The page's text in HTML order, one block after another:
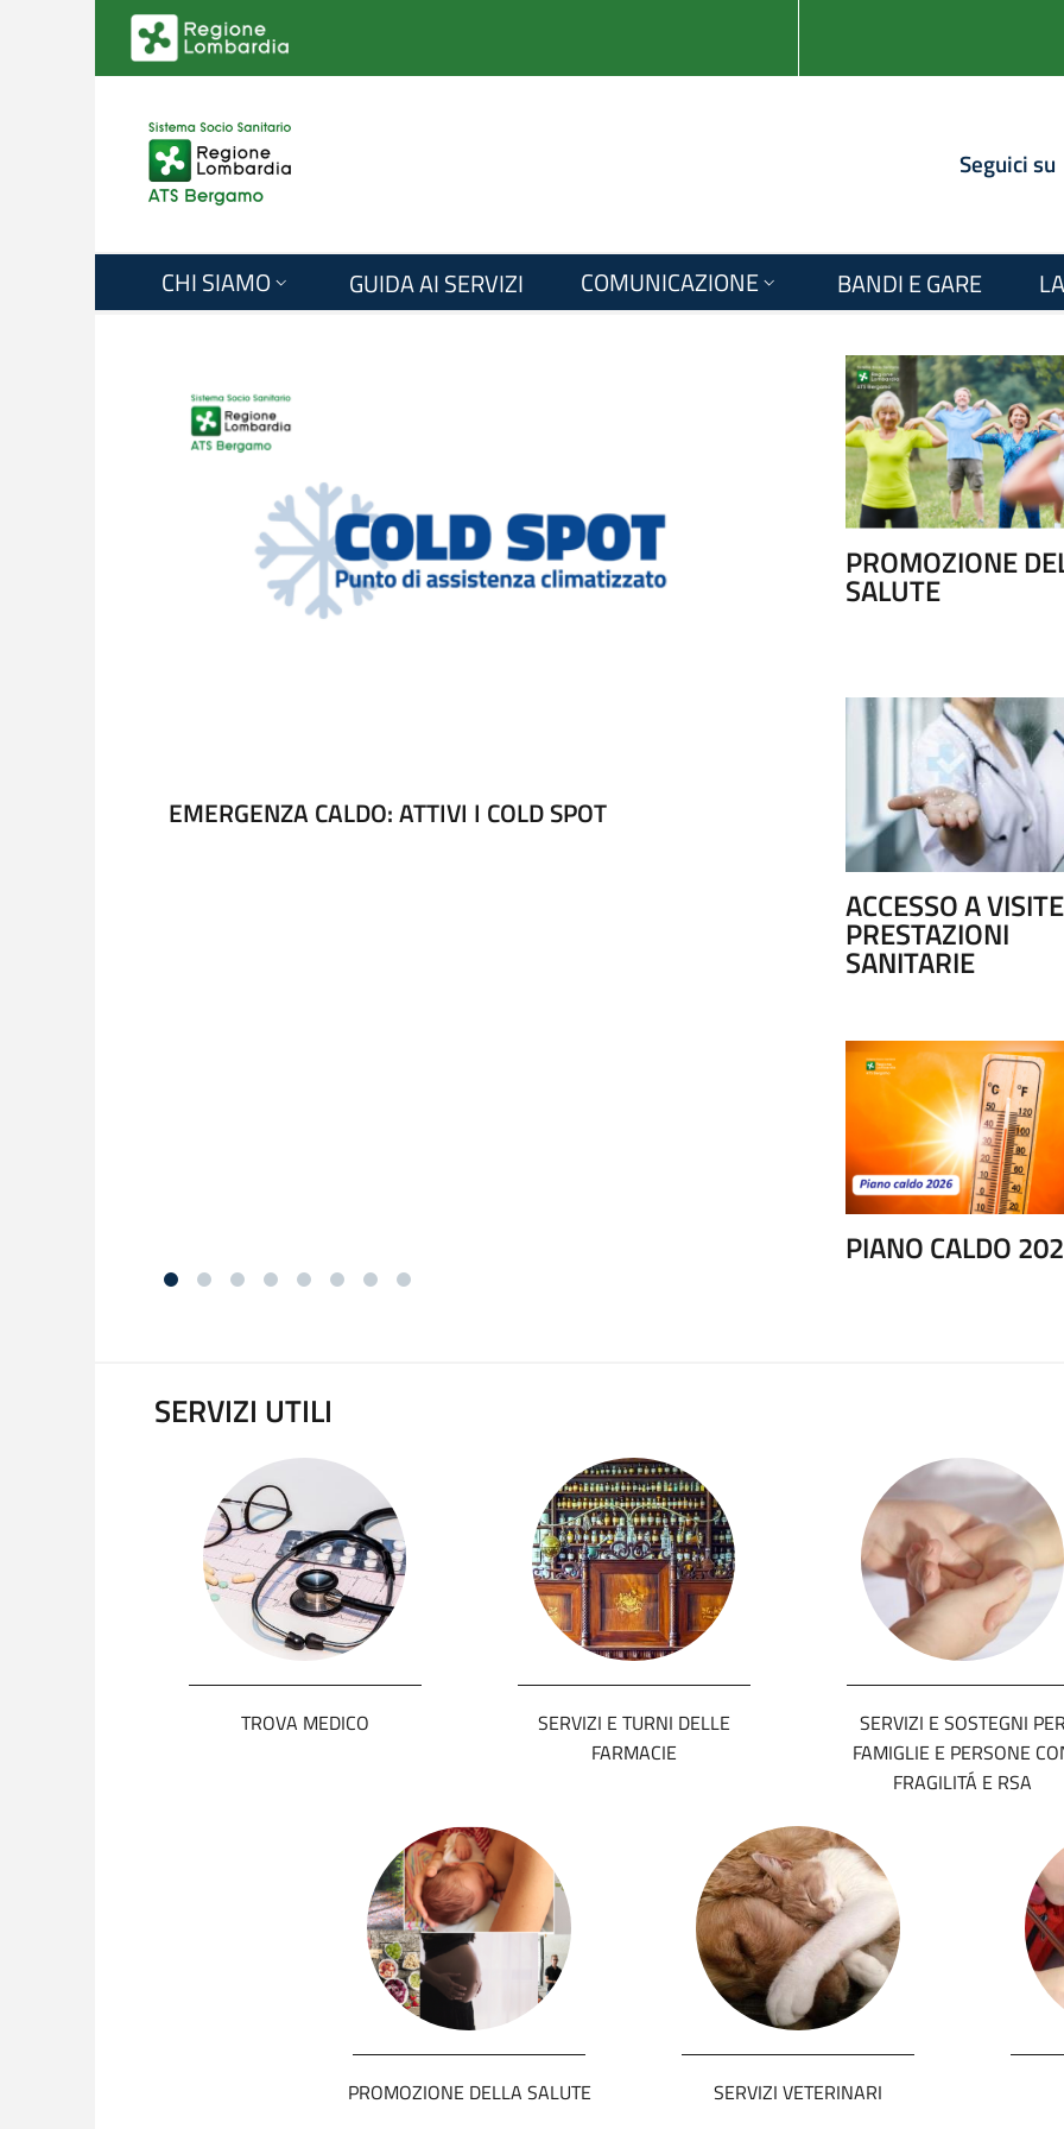
Salta al contenuto principale
Seguici su
CHI SIAMO GUIDA AI SERVIZI COMUNICAZIONE BANDI E GARE
EMERGENZA CALDO: ATTIVI I COLD SPOT CONTINUITA'
PROMOZIONE
SALUTE
ACCESSO A
PRESTAZIONI
SANITARIE
PIANO CALDO
SERVIZI UTILI
TROVA MEDICO
SERVIZI E TURNI DELLE
FARMACIE
SERVIZI E SOSTEGNI
FAMIGLIE E PERSONE
FRAGILITÁ E RSA
PROMOZIONE DELLA SALUTE SERVIZI VETERINARI